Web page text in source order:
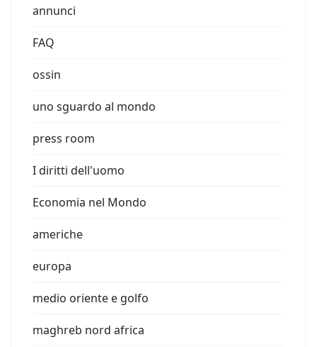
annunci
FAQ
ossin
uno sguardo al mondo
press room
I diritti dell'uomo
Economia nel Mondo
americhe
europa
medio oriente e golfo
maghreb nord africa